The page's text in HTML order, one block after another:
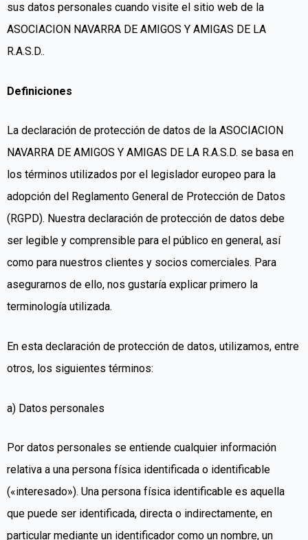
sus datos personales cuando visite el sitio web de la
ASOCIACION NAVARRA DE AMIGOS Y AMIGAS DE LA
R.A.S.D..
Definiciones
La declaración de protección de datos de la ASOCIACION
NAVARRA DE AMIGOS Y AMIGAS DE LA R.A.S.D. se basa en
los términos utilizados por el legislador europeo para la
adopción del Reglamento General de Protección de Datos
(RGPD). Nuestra declaración de protección de datos debe
ser legible y comprensible para el público en general, así
como para nuestros clientes y socios comerciales. Para
asegurarnos de ello, nos gustaría explicar primero la
terminología utilizada.
En esta declaración de protección de datos, utilizamos, entre
otros, los siguientes términos:
a) Datos personales
Por datos personales se entiende cualquier información
relativa a una persona física identificada o identificable
(«interesado»). Una persona física identificable es aquella
que puede ser identificada, directa o indirectamente, en
particular mediante un identificador como un nombre, un